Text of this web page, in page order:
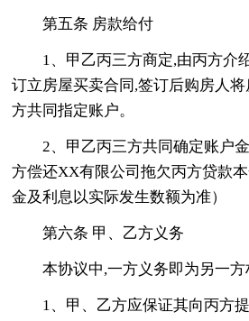
第五条 房款给付
1、甲乙丙三方商定,由丙方介
订立房屋买卖合同,签订后购房人
方共同指定账户。
2、甲乙丙三方共同确定账户
方偿还XX有限公司拖欠丙方贷款
金及利息以实际发生数额为准）
第六条 甲、乙方义务
本协议中,一方义务即为另一方
1、甲、乙方应保证其向丙方